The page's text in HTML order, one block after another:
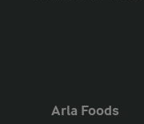
Arla Foods